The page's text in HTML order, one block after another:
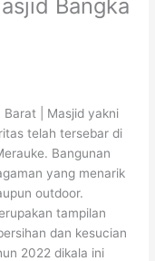
Bangka
Barat | Masjid yakni
telah tersebar di
Bangunan
yang menarik
outdoor.
tampilan
dan kesucian
2022 dikala ini